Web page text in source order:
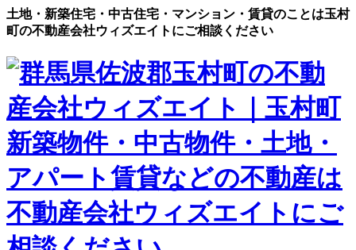
土地・新築住宅・中古住宅・マンション・賃貸のことは玉村
町の不動産会社ウィズエイトにご相談ください